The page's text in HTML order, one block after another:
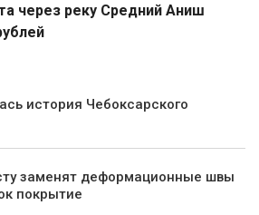
через реку Средний Аниш
история Чебоксарского
заменят деформационные швы
покрытие